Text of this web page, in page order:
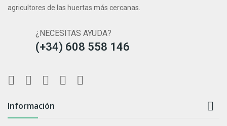
agricultores de las huertas más cercanas.
¿NECESITAS AYUDA?
(+34) 608 558 146
Información 